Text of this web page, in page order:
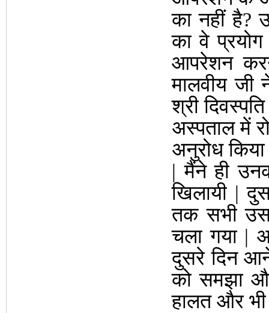
का नहीं है?
का वे
आपरेशन
मालवीय जी
श्री
अस्पताल में
अनुरोध
| मैंने ही
खिलायी |
तक सभी
चला गया |
दुसरे दिन
को समझा
हालत और